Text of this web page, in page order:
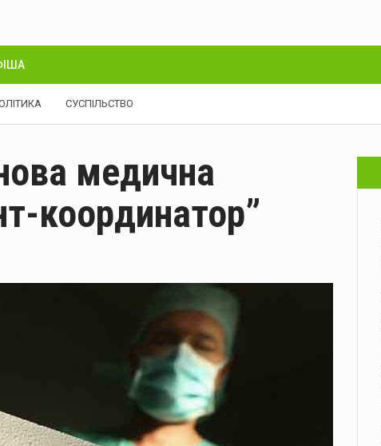
СУСПІЛЬСТВО
медична
координатор”